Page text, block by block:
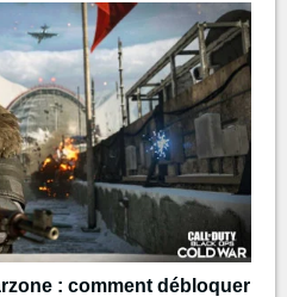
: comment débloquer